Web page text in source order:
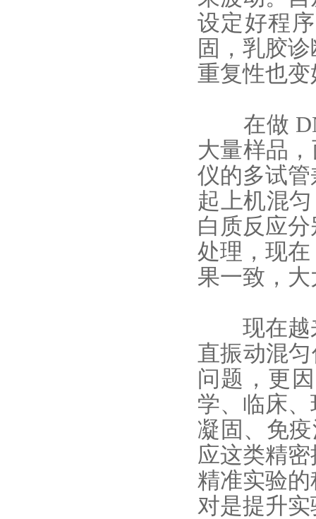
设定好程
固，乳胶
重复性也
在做
大量样品
仪的多试
起上机混
白质反应
处理，现
果一致，
现在越来
直振动混
问题，更
学、临床
凝固、免
应这类精
精准实验
对是提升